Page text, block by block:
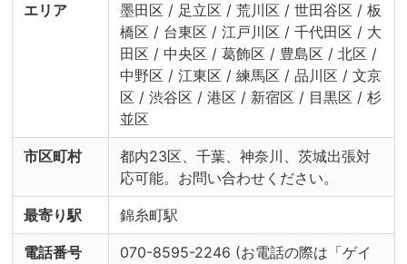
エリア
墨田区 / 足立区 / 荒川区 / 世田谷区 / 板
橋区 / 台東区 / 江戸川区 / 千代田区 / 大
田区 / 中央区 / 葛飾区 / 豊島区 / 北区 /
中野区 / 江東区 / 練馬区 / 品川区 / 文京
区 / 渋谷区 / 港区 / 新宿区 / 目黒区 / 杉
並区
市区町村
都内23区、千葉、神奈川、茨城出張対
応可能。お問い合わせください。
最寄り駅 錦糸町駅
電話番号
070-8595-2246 (お電話の際は「ゲイ